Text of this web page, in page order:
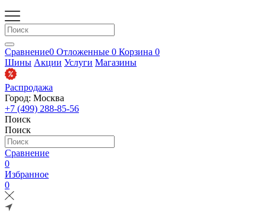
Сравнение0 Отложенные 0 Корзина 0
Шины Акции Услуги Магазины
Распродажа
Город: Москва
+7 (499) 288-85-56
Поиск
Поиск
Сравнение
0
Избранное
0